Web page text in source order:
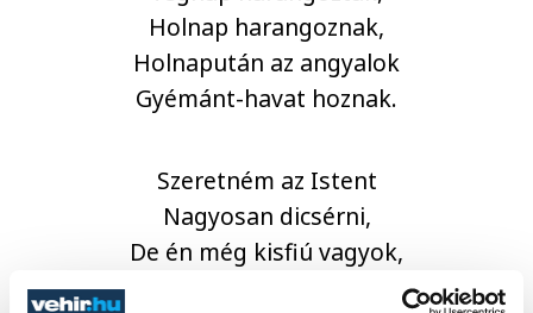
Holnap harangoznak,
Holnapután az angyalok
Gyémánt-havat hoznak.
Szeretném az Istent
Nagyosan dicsérni,
De én még kisfiú vagyok,